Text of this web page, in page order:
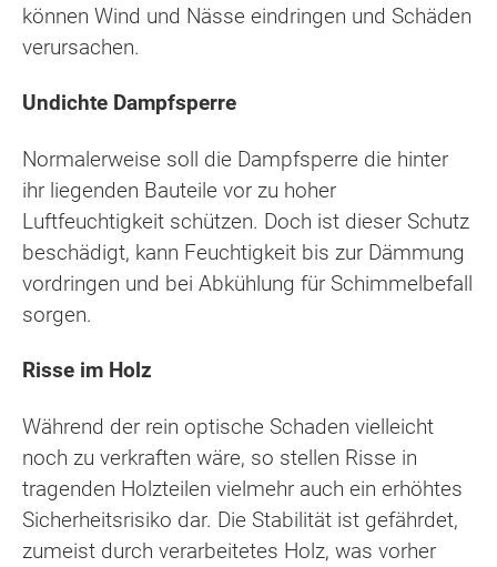
können Wind und Nässe eindringen und Schäden
verursachen.
Undichte Dampfsperre
Normalerweise soll die Dampfsperre die hinter
ihr liegenden Bauteile vor zu hoher
Luftfeuchtigkeit schützen. Doch ist dieser Schutz
beschädigt, kann Feuchtigkeit bis zur Dämmung
vordringen und bei Abkühlung für Schimmelbefall
sorgen.
Risse im Holz
Während der rein optische Schaden vielleicht
noch zu verkraften wäre, so stellen Risse in
tragenden Holzteilen vielmehr auch ein erhöhtes
Sicherheitsrisiko dar. Die Stabilität ist gefährdet,
zumeist durch verarbeitetes Holz, was vorher